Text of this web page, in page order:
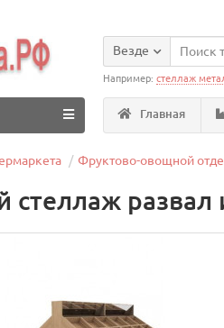
Везде
Например:стеллаж
Главная
Фруктово-овощной
развал